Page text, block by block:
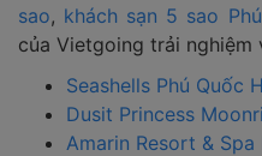
sao, khách sạn 5 sao
của Vietgoing trải nghiệm
Seashells Phú Quốc
Dusit Princess
Amarin Resort & Spa